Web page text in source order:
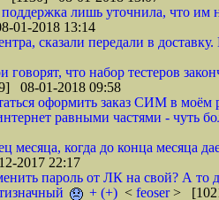
лишь уточнила, что
2018 13:14
сказали передали в
говорят, что набор тестеров
08-01-2018 09:58
оформить заказ СИМ в моём
равными частями - чуть
месяца, когда до конца месяца
2017 22:17
пароль от ЛК на свой? А то
+ (+) < feoser>